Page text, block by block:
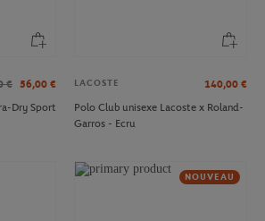
€ 56,00 €
Dry Sport
LACOSTE 140,00 €
Polo Club unisexe Lacoste x Roland-
Garros - Ecru
NOUVEAU